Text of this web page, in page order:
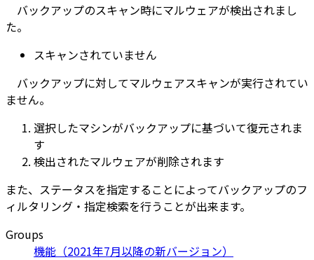
バックアップのスキャン時にマルウェアが検出されまし
た。
スキャンされていません
バックアップに対してマルウェアスキャンが実行されてい
ません。
選択したマシンがバックアップに基づいて復元されま
す
検出されたマルウェアが削除されます
また、ステータスを指定することによってバックアップのフ
ィルタリング・指定検索を行うことが出来ます。
Groups
機能（2021年7月以降の新バージョン）